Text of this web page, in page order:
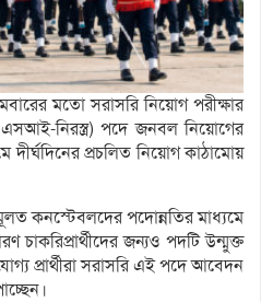
মতো সরাসরি নিয়োগ পরীক্ষার
নিরস্ত্র) পদে জনবল নিয়োগের
প্রচলিত নিয়োগ কাঠামোয়
কনস্টেবলদের পদোন্নতির মাধ্যমে
জন্যও পদটি উন্মুক্ত
প্রার্থীরা সরাসরি এই পদে আবেদন